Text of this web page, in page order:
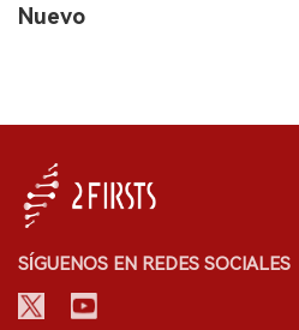
Nuevo
SÍGUENOS EN REDES SOCIALES